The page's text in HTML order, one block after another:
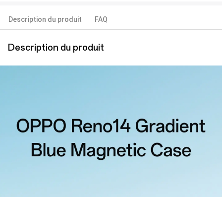
Description du produit FAQ
Description du produit